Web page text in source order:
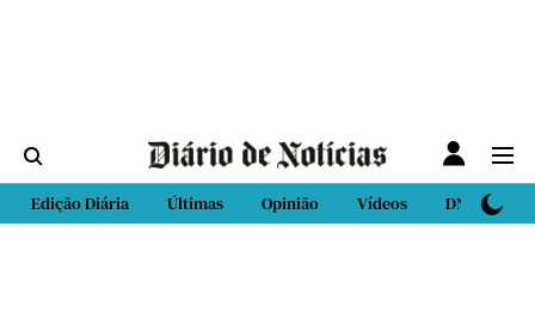
Edição Diária Últimas Opinião Vídeos DN Sport